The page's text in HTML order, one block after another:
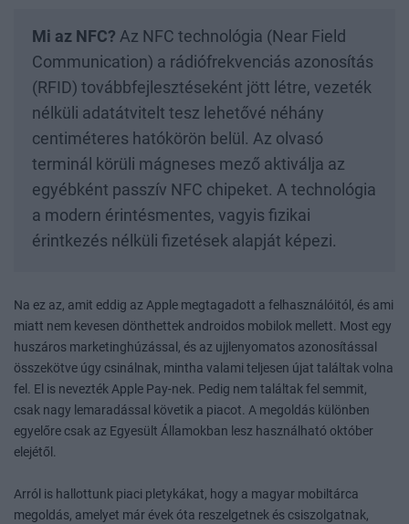
Mi az NFC? Az NFC technológia (Near Field
Communication) a rádiófrekvenciás azonosítás
(RFID) továbbfejlesztéseként jött létre, vezeték
nélküli adatátvitelt tesz lehetővé néhány
centiméteres hatókörön belül. Az olvasó
terminál körüli mágneses mező aktiválja az
egyébként passzív NFC chipeket. A technológia
a modern érintésmentes, vagyis fizikai
érintkezés nélküli fizetések alapját képezi.
Na ez az, amit eddig az Apple megtagadott a felhasználóitól, és ami
miatt nem kevesen dönthettek androidos mobilok mellett. Most egy
huszáros marketinghúzással, és az ujjlenyomatos azonosítással
összekötve úgy csinálnak, mintha valami teljesen újat találtak volna
fel. El is nevezték Apple Pay-nek. Pedig nem találtak fel semmit,
csak nagy lemaradással követik a piacot. A megoldás különben
egyelőre csak az Egyesült Államokban lesz használható október
elejétől.
Arról is hallottunk piaci pletykákat, hogy a magyar mobiltárca
megoldás, amelyet már évek óta reszelgetnek és csiszolgatnak,